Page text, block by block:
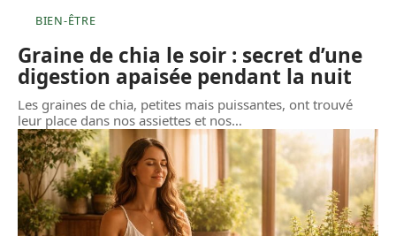
BIEN-ÊTRE
Graine de chia le soir : secret d’une
digestion apaisée pendant la nuit
Les graines de chia, petites mais puissantes, ont trouvé
leur place dans nos assiettes et nos…